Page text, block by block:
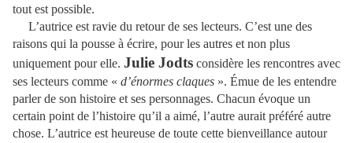
tout est possible.
L’autrice est ravie du retour de ses lecteurs. C’est une des
raisons qui la pousse à écrire, pour les autres et non plus
uniquement pour elle. Julie Jodts considère les rencontres avec
ses lecteurs comme « d’énormes claques ». Émue de les entendre
parler de son histoire et ses personnages. Chacun évoque un
certain point de l’histoire qu’il a aimé, l’autre aurait préféré autre
chose. L’autrice est heureuse de toute cette bienveillance autour